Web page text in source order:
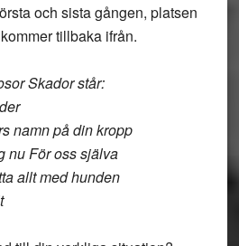
och sista gången, platsen
tillbaka ifrån.
Skador står:
namn på din kropp
nu För oss själva
allt med hunden